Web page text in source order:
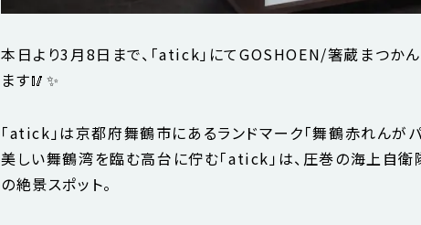
本日より3月8日まで、「atick」にてGOSHOEN/箸蔵まつか
ます🥢✨
「atick」は京都府舞鶴市にあるランドマーク「舞鶴赤れんが
美しい舞鶴湾を臨む高台に佇む「atick」は、圧巻の海上自
の絶景スポット。